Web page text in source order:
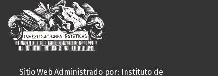
Sitio Web Administrado por: Instituto de